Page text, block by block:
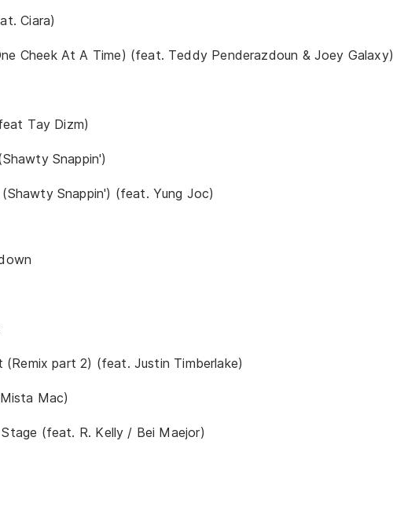
Ciara)
Cheek At A Time) (feat. Teddy Penderazdoun & Joey Galaxy)
Tay Dizm)
Snappin')
(Shawty Snappin') (feat. Yung Joc)
(Remix part 2) (feat. Justin Timberlake)
Mac)
(feat. R. Kelly / Bei Maejor)